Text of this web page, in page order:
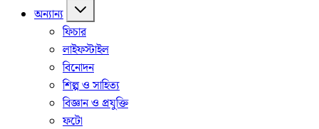
অন্যান্য
ফিচার
লাইফস্টাইল
বিনোদন
শিল্প ও সাহিত্য
বিজ্ঞান ও প্রযুক্তি
ফটো